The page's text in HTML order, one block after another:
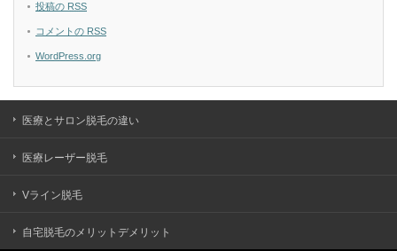
投稿の RSS
コメントの RSS
WordPress.org
医療とサロン脱毛の違い
医療レーザー脱毛
Vライン脱毛
自宅脱毛のメリットデメリット